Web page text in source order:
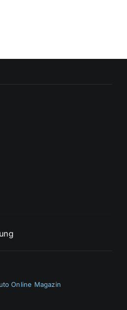
Online Magazin